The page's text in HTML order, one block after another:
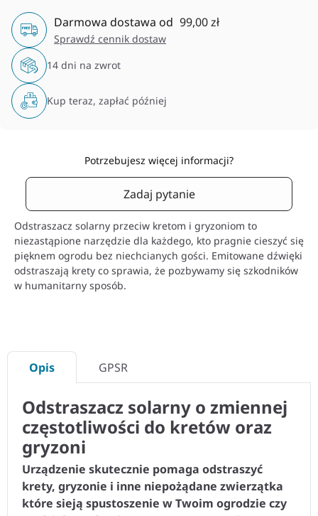
Darmowa dostawa od 99,00 zł
Sprawdź cennik dostaw
14 dni na zwrot
Kup teraz, zapłać później
Potrzebujesz więcej informacji?
Zadaj pytanie
Odstraszacz solarny przeciw kretom i gryzoniom to
niezastąpione narzędzie dla każdego, kto pragnie cieszyć się
pięknem ogrodu bez niechcianych gości. Emitowane dźwięki
odstraszają krety co sprawia, że pozbywamy się szkodników
w humanitarny sposób.
Opis GPSR
Odstraszacz solarny o zmiennej
częstotliwości do kretów oraz
gryzoni
Urządzenie skutecznie pomaga odstraszyć
krety, gryzonie i inne niepożądane zwierzątka
które sieją spustoszenie w Twoim ogrodzie czy